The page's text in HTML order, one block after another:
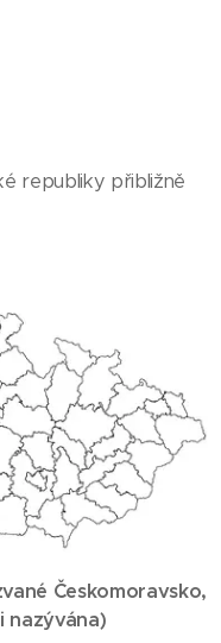
republiky přibližně
Českomoravsko,
nazývána)